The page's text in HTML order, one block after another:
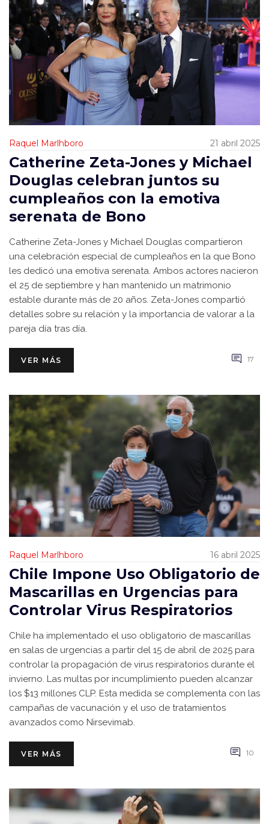
Raquel Marlhboro 21 abril 2025
Catherine Zeta-Jones y Michael
Douglas celebran juntos su
cumpleaños con la emotiva
serenata de Bono
Catherine Zeta-Jones y Michael Douglas compartieron
una celebración especial de cumpleaños en la que Bono
les dedicó una emotiva serenata. Ambos actores nacieron
el 25 de septiembre y han mantenido un matrimonio
estable durante más de 20 años. Zeta-Jones compartió
detalles sobre su relación y la importancia de valorar a la
pareja día tras día.
VER MÁS 17
Raquel Marlhboro 16 abril 2025
Chile Impone Uso Obligatorio de
Mascarillas en Urgencias para
Controlar Virus Respiratorios
Chile ha implementado el uso obligatorio de mascarillas
en salas de urgencias a partir del 15 de abril de 2025 para
controlar la propagación de virus respiratorios durante el
invierno. Las multas por incumplimiento pueden alcanzar
los $13 millones CLP. Esta medida se complementa con las
campañas de vacunación y el uso de tratamientos
avanzados como Nirsevimab.
VER MÁS 10